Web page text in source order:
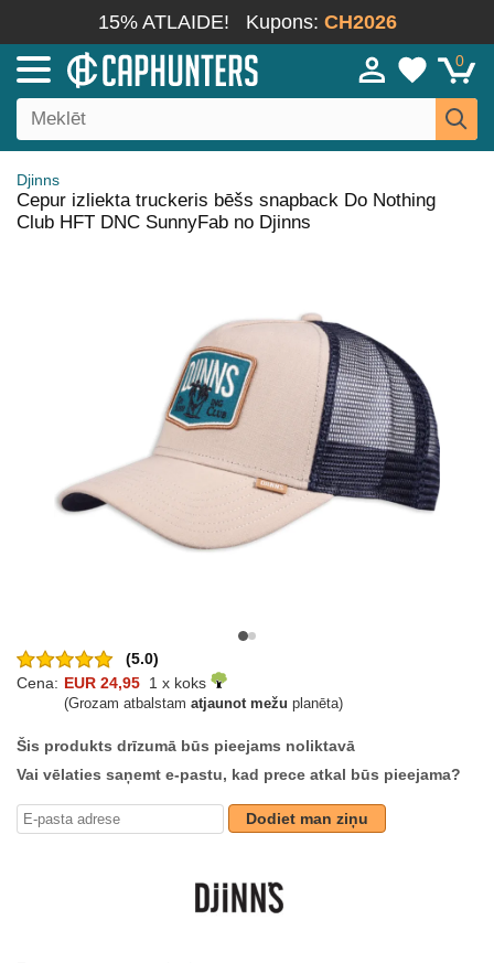
15% ATLAIDE! Kupons: CH2026
0
Djinns
Cepur izliekta truckeris bēšs snapback Do Nothing
Club HFT DNC SunnyFab no Djinns
(5.0)
Cena: EUR 24,95 1 x koks
(Grozam atbalstam atjaunot mežu planēta)
Šis produkts drīzumā būs pieejams noliktavā
Vai vēlaties saņemt e-pastu, kad prece atkal būs pieejama?
Dodiet man ziņu